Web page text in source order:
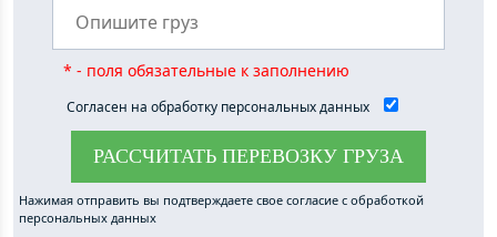
* - поля обязательные к заполнению
Согласен на обработку персональных данных
РАССЧИТАТЬ ПЕРЕВОЗКУ ГРУЗА